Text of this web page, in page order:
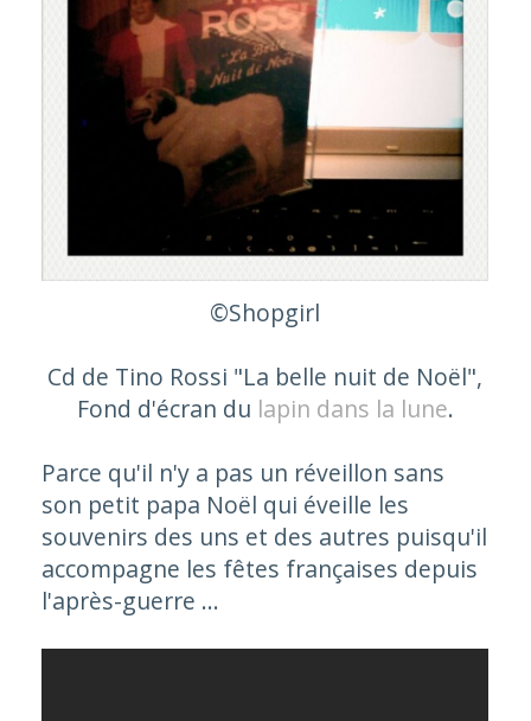
©Shopgirl
Cd de Tino Rossi "La belle nuit de Noël",
Fond d'écran du lapin dans la lune.
Parce qu'il n'y a pas un réveillon sans
son petit papa Noël qui éveille les
souvenirs des uns et des autres puisqu'il
accompagne les fêtes françaises depuis
l'après-guerre ...